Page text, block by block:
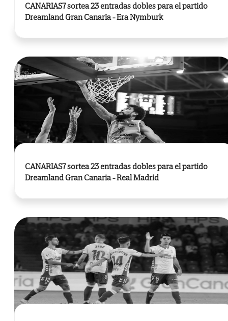
CANARIAS7 sortea 23 entradas dobles para el partido
Dreamland Gran Canaria - Era Nymburk
CANARIAS7 sortea 23 entradas dobles para el partido
Dreamland Gran Canaria - Real Madrid